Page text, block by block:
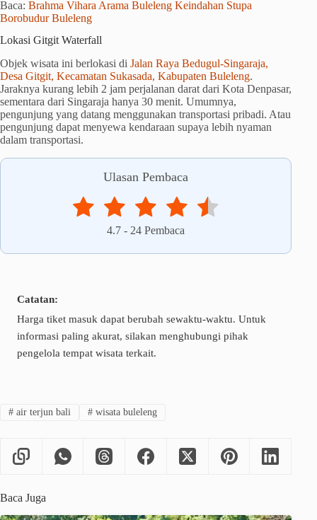
Baca: Brahma Vihara Arama Buleleng Keindahan Stupa
Borobudur Buleleng
Lokasi Gitgit Waterfall
Objek wisata ini berlokasi di Jalan Raya Bedugul-Singaraja,
Desa Gitgit, Kecamatan Sukasada, Kabupaten Buleleng.
Jaraknya kurang lebih 2 jam perjalanan darat dari Kota Denpasar,
sementara dari Singaraja hanya 30 menit. Umumnya,
pengunjung yang datang menggunakan transportasi pribadi. Atau
pengunjung dapat menyewa kendaraan supaya lebih nyaman
dalam transportasi.
Ulasan Pembaca
4.7 - 24 Pembaca
Catatan:
Harga tiket masuk dapat berubah sewaktu-waktu. Untuk
informasi paling akurat, silakan menghubungi pihak
pengelola tempat wisata terkait.
#air terjun bali #wisata buleleng
Baca Juga